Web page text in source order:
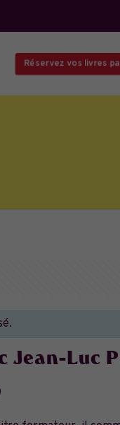
Réservez vos livres
Jean-Luc